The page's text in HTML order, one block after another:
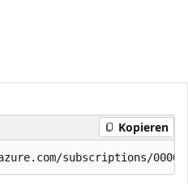
Kopieren